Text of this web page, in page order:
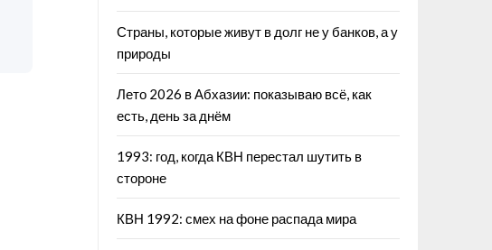
Страны, которые живут в долг не у банков, а у
природы
Лето 2026 в Абхазии: показываю всё, как
есть, день за днём
1993: год, когда КВН перестал шутить в
стороне
КВН 1992: смех на фоне распада мира